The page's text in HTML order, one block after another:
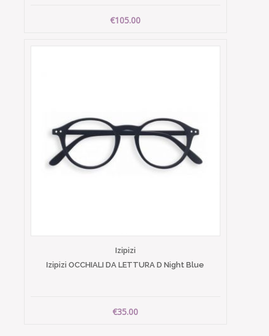
€105.00
Izipizi
Izipizi OCCHIALI DA LETTURA D Night Blue
€35.00